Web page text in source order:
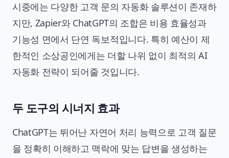
시중에는 다양한 고객 문의 자동화 솔루션이 존재하
지만, Zapier와 ChatGPT의 조합은 비용 효율성과
기능성 면에서 단연 독보적입니다. 특히 예산이 제
한적인 소상공인에게는 더할 나위 없이 최적의 AI
자동화 전략이 되어줄 것입니다.
두 도구의 시너지 효과
ChatGPT는 뛰어난 자연어 처리 능력으로 고객 질문
을 정확히 이해하고 맥락에 맞는 답변을 생성하는